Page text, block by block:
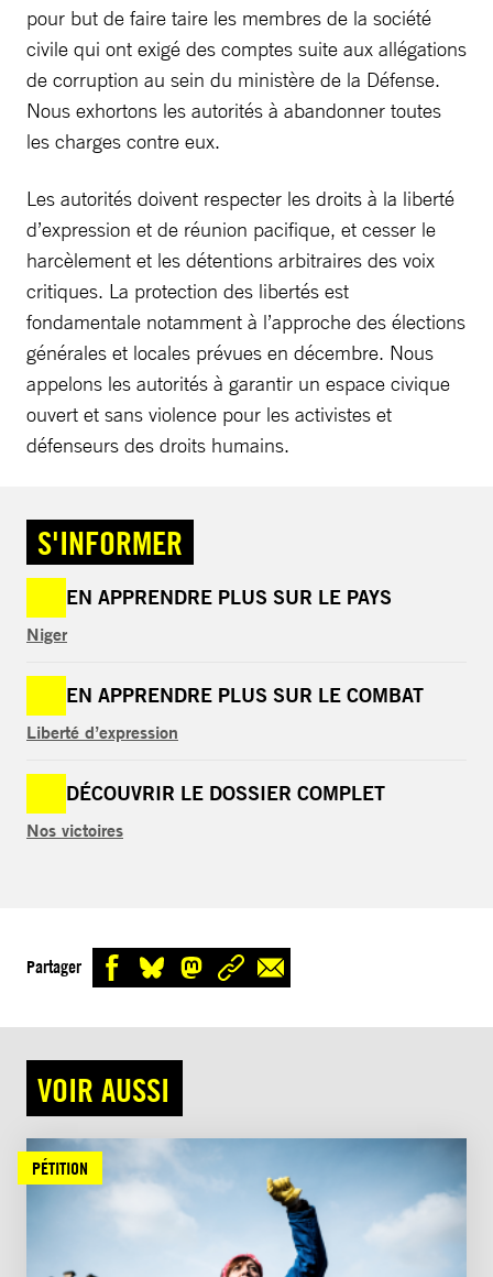
pour but de faire taire les membres de la société
civile qui ont exigé des comptes suite aux allégations
de corruption au sein du ministère de la Défense.
Nous exhortons les autorités à abandonner toutes
les charges contre eux.
Les autorités doivent respecter les droits à la liberté
d’expression et de réunion pacifique, et cesser le
harcèlement et les détentions arbitraires des voix
critiques. La protection des libertés est
fondamentale notamment à l’approche des élections
générales et locales prévues en décembre. Nous
appelons les autorités à garantir un espace civique
ouvert et sans violence pour les activistes et
défenseurs des droits humains.
S'INFORMER
EN APPRENDRE PLUS SUR LE PAYS
Niger
EN APPRENDRE PLUS SUR LE COMBAT
Liberté d’expression
DÉCOUVRIR LE DOSSIER COMPLET
Nos victoires
Partager
VOIR AUSSI
PÉTITION